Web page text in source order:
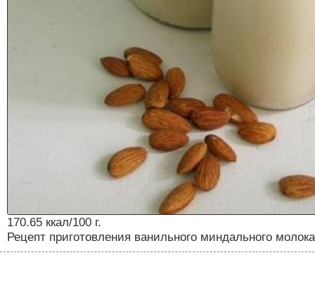
170.65 ккал/100 г.
Рецепт приготовления ванильного миндального молока